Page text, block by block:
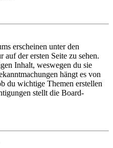
erscheinen unter den
der ersten Seite zu sehen.
Inhalt, weswegen du sie
hängt es von
du wichtige Themen erstellen
stellt die Board-